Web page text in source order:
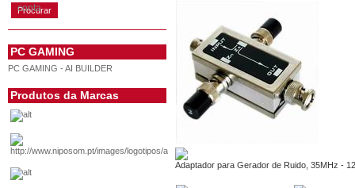
conta
PC GAMING
PC GAMING - AI BUILDER
Produtos da Marcas
Adaptador para Gerador de Ruido, 35MHz -